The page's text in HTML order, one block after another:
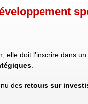
elle doit l’inscrire dans un
.
des retours sur